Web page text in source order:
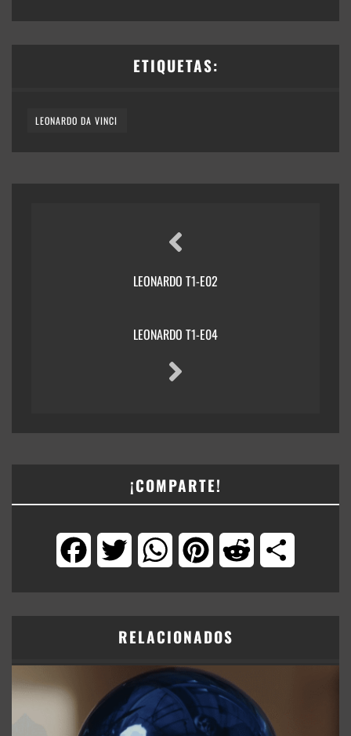
ETIQUETAS:
LEONARDO DA VINCI
LEONARDO T1-E02
LEONARDO T1-E04
¡COMPARTE!
FacebookTwitter WhatsAppPinterest Reddit
RELACIONADOS